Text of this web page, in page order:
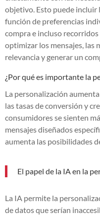
objetivo. Esto puede incluir
función de preferencias
compra e incluso
optimizar los mensajes, las
relevancia y generar un
¿Por qué es importante la
La personalización
las tasas de conversión y
consumidores se sienten
mensajes diseñados
aumenta las posibilidades
El papel de la IA en la
La IA permite la
de datos que serían